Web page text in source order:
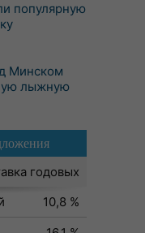
популярную
Минском
лыжную
годовых
10,8 %